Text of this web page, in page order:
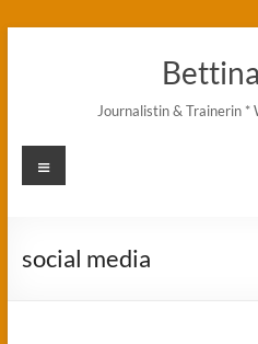
Journalistin & Trainerin
Menü
social media